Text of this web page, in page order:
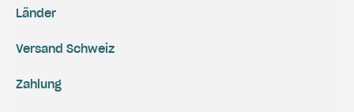
Versand Schweiz
Zahlung
Länder